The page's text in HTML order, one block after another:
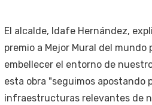
El alcalde, Idafe Hernández,
premio a Mejor Mural del
embellecer el entorno de
esta obra "seguimos apostando
infraestructuras relevantes de